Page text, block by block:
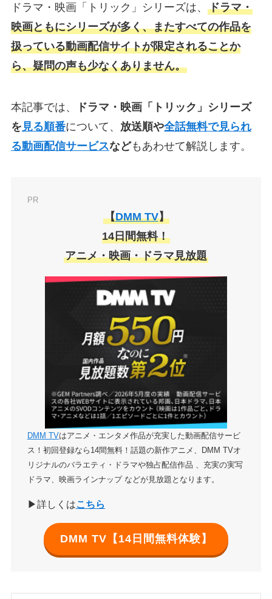
ドラマ・映画「トリック」シリーズは、 ドラマ・
映画ともにシリーズが多く、またすべての作品を
扱っている動画配信サイトが限定されることか
ら、疑問の声も少なくありません。
本記事では、
ドラマ・映画「トリック」シリーズ
を 見る順番について、 放送順や全話無料で見られ
る動画配信サービスなどもあわせて解説します。
PR
【DMM TV】
14日間無料！
アニメ・映画・ドラマ見放題
DMM TVはアニメ・エンタメ作品が充実した動画配信サービ
ス！初回登録なら14間無料！話題の新作アニメ、DMM TVオ
リジナルのバラエティ・ドラマや独占配信作品 、充実の実写
ドラマ、映画ラインナップ などが見放題となります。
▶詳しくはこちら
DMM TV【14日間無料体験】